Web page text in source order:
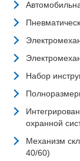
Набор
охранной
Механизм
40/60)